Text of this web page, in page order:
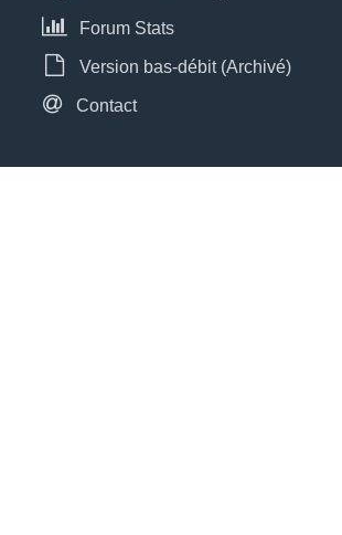
Forum Stats
Version bas-débit (Archivé)
Contact